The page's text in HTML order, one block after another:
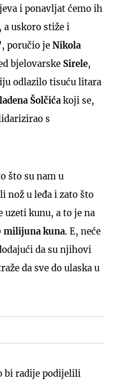
i ponavljat ćemo ih
a uskoro stiže i
poručio je Nikola
bjelovarske Sirele,
odlazilo tisuću litara
Šolčića koji se,
s
što su nam u
nož u leđa i zato što
uzeti kunu, a to je na
milijuna kuna. E, neće
da su njihovi
da sve do ulaska u
bi radije podijelili